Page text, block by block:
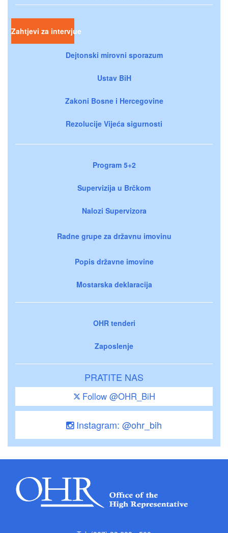
Zahtjevi za intervjue
Dejtonski mirovni sporazum
Ustav BiH
Zakoni Bosne i Hercegovine
Rezolucije Vijeća sigurnosti
Program 5+2
Supervizija u Brčkom
Nalozi Supervizora
Radne grupe za državnu imovinu
Popis državne imovine
Mostarska deklaracija
OHR tenderi
Zaposlenje
PRATITE NAS
Follow @OHR_BiH
Instagram: @ohr_bih